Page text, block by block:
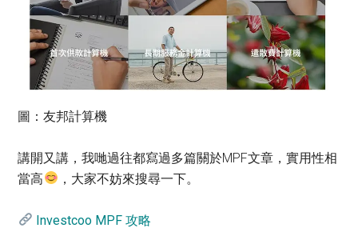
圖：友邦計算機
講開又講，我哋過往都寫過多篇關於MPF文章，實用性相
當高
，大家不妨來搜尋一下。
Investcoo MPF 攻略